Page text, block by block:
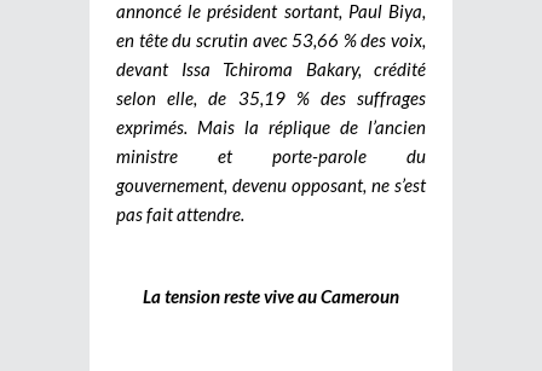
annoncé le président sortant, Paul Biya,
en tête du scrutin avec 53,66 % des voix,
devant Issa Tchiroma Bakary, crédité
selon elle, de 35,19 % des suffrages
exprimés. Mais la réplique de l’ancien
ministre et porte-parole du
gouvernement, devenu opposant, ne s’est
pas fait attendre.
La tension reste vive au Cameroun